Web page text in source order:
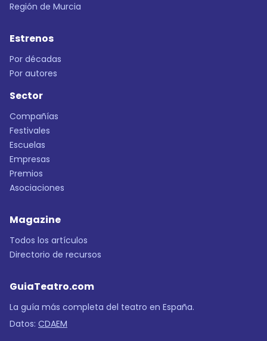
Región de Murcia
Estrenos
Por décadas
Por autores
Sector
Compañías
Festivales
Escuelas
Empresas
Premios
Asociaciones
Magazine
Todos los artículos
Directorio de recursos
GuiaTeatro.com
La guía más completa del teatro en España.
Datos: CDAEM